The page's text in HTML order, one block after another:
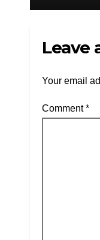
Leave
Your email
Comment*